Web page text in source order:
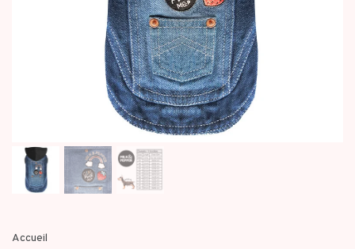
Accueil